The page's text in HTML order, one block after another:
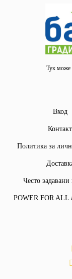
Тук може
Вход
Контакт
Политика за
Често задавани
POWER FOR ALL